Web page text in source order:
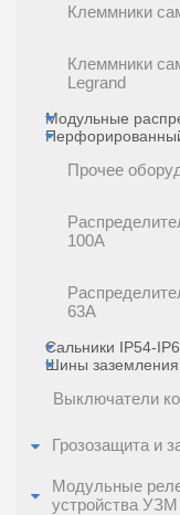
Клеммники
Клеммники
Legrand
Модульные
Прочее
100A
63A
Сальники IP54-
Шины
Выключатели
Грозозащита и
Модульные
устройства УЗМ